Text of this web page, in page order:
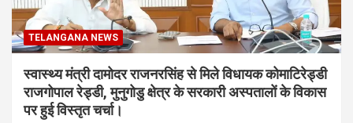
TELANGANA NEWS
स्वास्थ्य मंत्री दामोदर राजनरसिंह से मिले विधायक कोमाटिरेड्डी
राजगोपाल रेड्डी, मुनुगोडु क्षेत्र के सरकारी अस्पतालों के विकास
पर हुई विस्तृत चर्चा।